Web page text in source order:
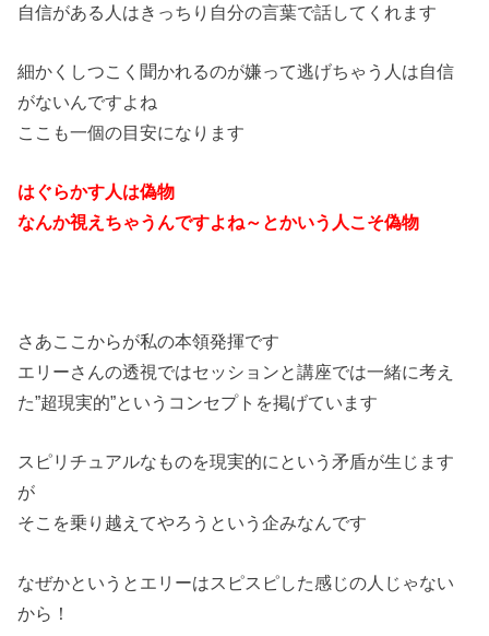
自信がある人はきっちり自分の言葉で話してくれます
細かくしつこく聞かれるのが嫌って逃げちゃう人は自信
がないんですよね
ここも一個の目安になります
はぐらかす人は偽物
なんか視えちゃうんですよね～とかいう人こそ偽物
さあここからが私の本領発揮です
エリーさんの透視ではセッションと講座では一緒に考え
た”超現実的”というコンセプトを掲げています
スピリチュアルなものを現実的にという矛盾が生じます
が
そこを乗り越えてやろうという企みなんです
なぜかというとエリーはスピスピした感じの人じゃない
から！